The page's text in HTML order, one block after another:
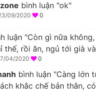
bình luận "ok"
09/2020 0
luận "Còn gì nữa
thế, rồi ăn, ngủ tới già
04/2020 0
bình luận "Càng lớn
khắc chế bản thân,